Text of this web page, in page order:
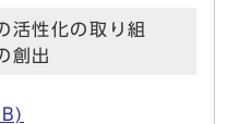
活性化の取り組
創出